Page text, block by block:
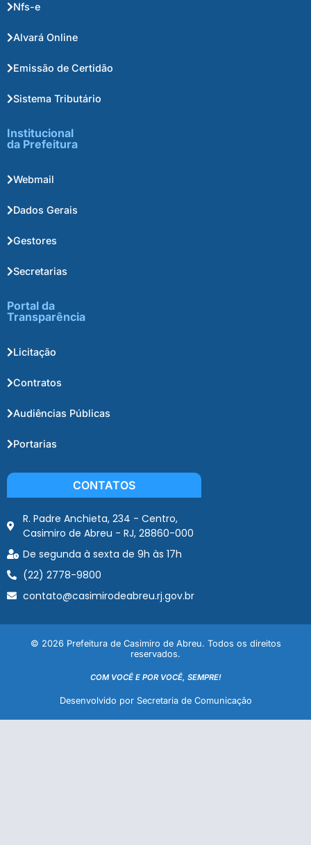
Nfs-e
Alvará Online
Emissão de Certidão
Sistema Tributário
Institucional
da Prefeitura
Webmail
Dados Gerais
Gestores
Secretarias
Portal da
Transparência
Licitação
Contratos
Audiências Públicas
Portarias
CONTATOS
R. Padre Anchieta, 234 - Centro,
Casimiro de Abreu - RJ, 28860-000
De segunda à sexta de 9h às 17h
(22) 2778-9800
contato@casimirodeabreu.rj.gov.br
© 2026 Prefeitura de Casimiro de Abreu. Todos os direitos
reservados.
COM VOCÊ E POR VOCÊ, SEMPRE!
Desenvolvido por Secretaria de Comunicação